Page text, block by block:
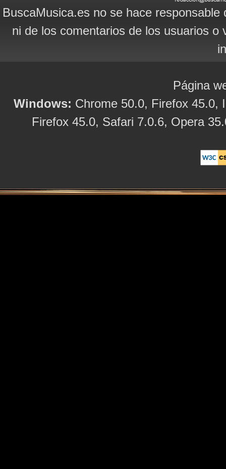
BuscaMusica.es no se hace
ni de los comentarios de los usuarios
Página
Windows: Chrome 50.0, Firefox 45.0,
Firefox 45.0, Safari 7.0.6, Opera